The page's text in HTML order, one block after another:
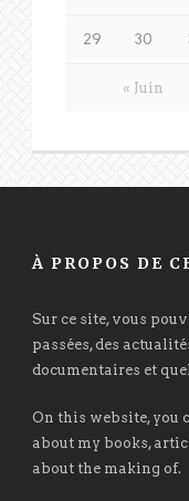
« Juin
29 30
À PROPOS DE
Sur ce site, vous
passées, des
documentaires et
On this website, you
about my books,
about the making of.